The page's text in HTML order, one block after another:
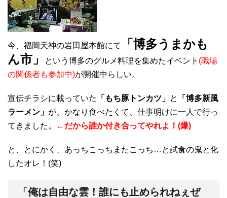
今、福岡天神の岩田屋本館にて
「博多うまかも
ん市」
という博多のグルメ料理を集めたイベント (職場
の関係者も参加中)が開催中らしい。
宣伝チラシに載っていた 「もち豚トンカツ」 と
「博多新風
ラーメン」 が、かなり食べたくて、仕事明けに一人で行っ
てきました。
←だから誰か付き合ってやれよ！(爆)
と、とにかく、あっちこっちまたこっち…と試食の鬼と化
したオレ！(笑)
「俺は自由な雲！誰にも止められねぇぜ